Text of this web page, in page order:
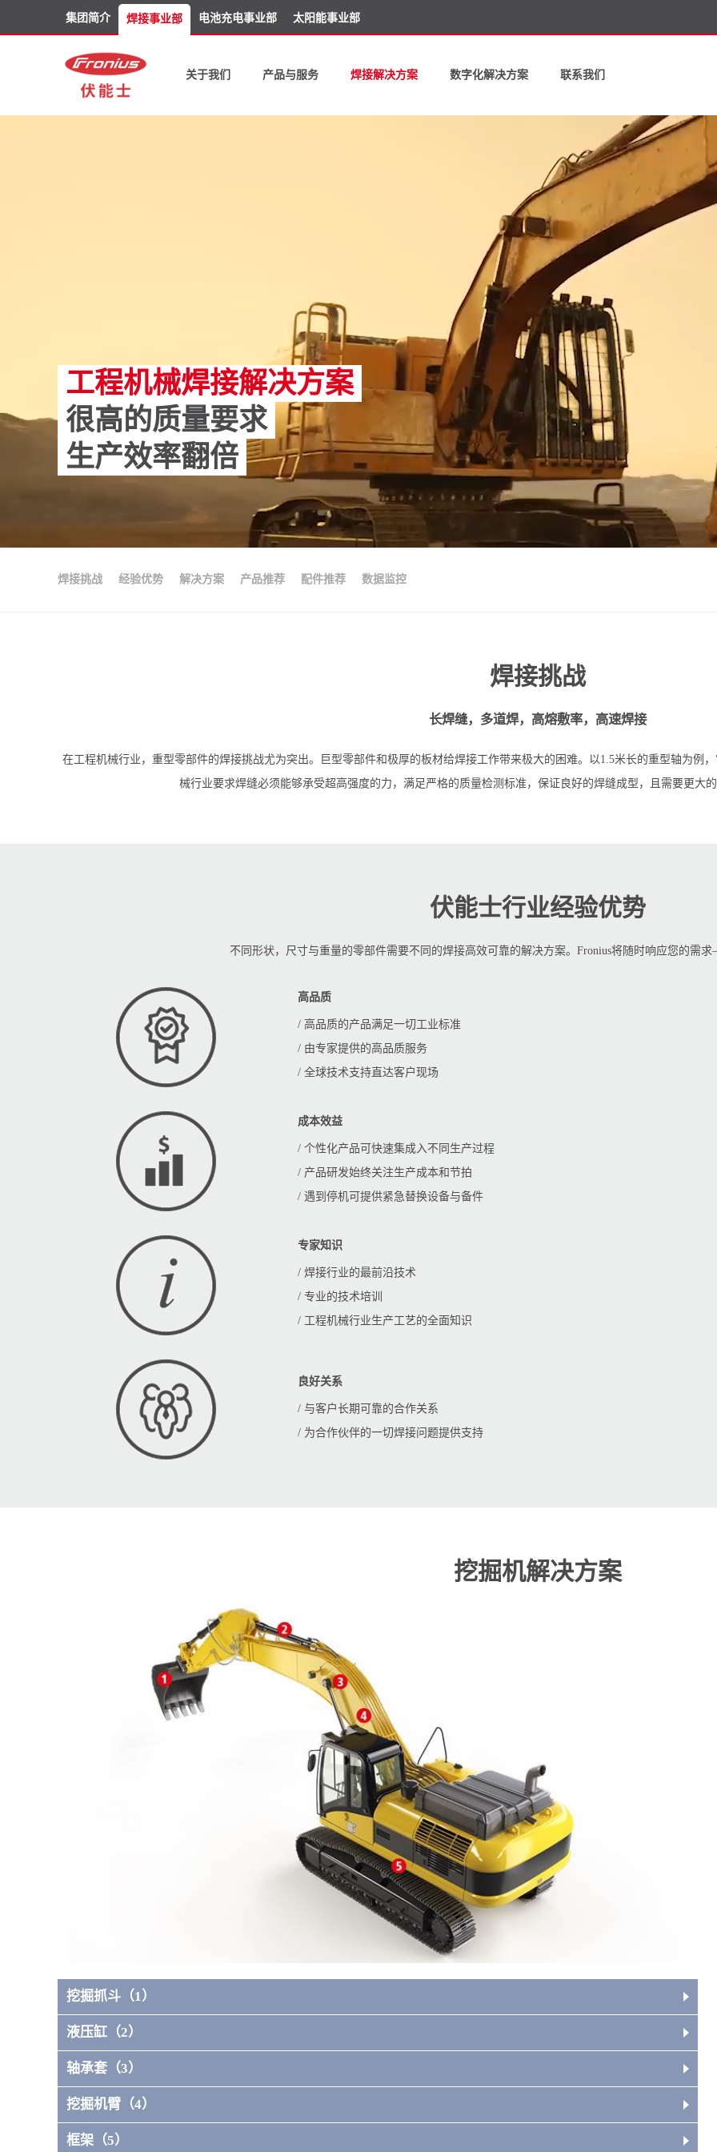
集团简介 焊接事业部 电池充电事业部 太阳能事业部
关于我们 产品与服务 焊接解决方案 数字化解决方案 联系我们
工程机械焊接解决方案
很高的质量要求
生产效率翻倍
焊接挑战 经验优势 解决方案 产品推荐 配件推荐 数据监控
焊接挑战
长焊缝，多道焊，高熔敷率，高速焊接
在工程机械行业，重型零部件的焊接挑战尤为突出。巨型零部件和极厚的板材给焊接工作带来极大的困难。以1.5米长的重型轴为例
械行业要求焊缝必须能够承受超高强度的力，满足严格的质量检测标准，保证良好的焊缝成型，且需要更大
伏能士行业经验优势
不同形状，尺寸与重量的零部件需要不同的焊接高效可靠的解决方案。Fronius将随时响应您的需
高品质
/ 高品质的产品满足一切工业标准
/ 由专家提供的高品质服务
/ 全球技术支持直达客户现场
成本效益
/ 个性化产品可快速集成入不同生产过程
/ 产品研发始终关注生产成本和节拍
/ 遇到停机可提供紧急替换设备与备件
专家知识
/ 焊接行业的最前沿技术
/ 专业的技术培训
/ 工程机械行业生产工艺的全面知识
良好关系
/ 与客户长期可靠的合作关系
/ 为合作伙伴的一切焊接问题提供支持
挖掘机解决方案
挖掘抓斗（1）
液压缸（2）
轴承套（3）
挖掘机臂（4）
框架（5）